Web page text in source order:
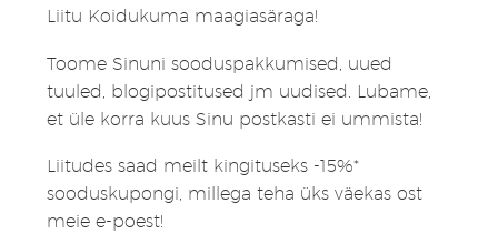
Liitu Koidukuma maagiasäraga!
Toome Sinuni sooduspakkumised, uued
tuuled, blogipostitused jm uudised. Lubame,
et üle korra kuus Sinu postkasti ei ummista!
Liitudes saad meilt kingituseks -15%*
sooduskupongi, millega teha üks väekas ost
meie e-poest!